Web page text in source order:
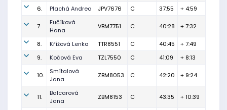
6. Plachá Andrea JPV7676 C 37:55 + 4:59
7.
Fučíková
Hana
VBM7751 C 40:28 + 7:32
8. Křížová Lenka TTR8551 C 40:45
+ 7:49
9.
Kočová Eva TZL7550 C 41:09 + 8:13
10.
Smítalová
Jana
ZBM8053 C 42:20 + 9:24
11.
Balcarová
Jana
ZBM8153 C 43:35 + 10:39